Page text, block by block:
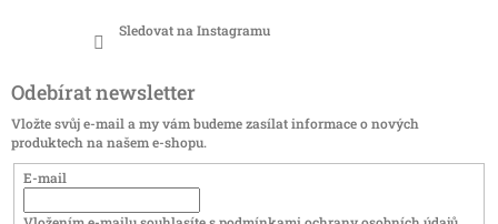
Sledovat na Instagramu
Odebírat newsletter
Vložte svůj e-mail a my vám budeme zasílat informace o nových
produktech na našem e-shopu.
E-mail